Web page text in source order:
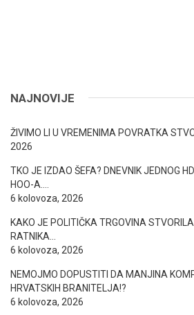
NAJNOVIJE
ŽIVIMO LI U VREMENIMA POVRATKA
2026
TKO JE IZDAO ŠEFA? DNEVNIK JEDNOG
HOO-A….
6 kolovoza, 2026
KAKO JE POLITIČKA TRGOVINA
RATNIKA…
6 kolovoza, 2026
NEMOJMO DOPUSTITI DA MANJINA
HRVATSKIH BRANITELJA!?
6 kolovoza, 2026